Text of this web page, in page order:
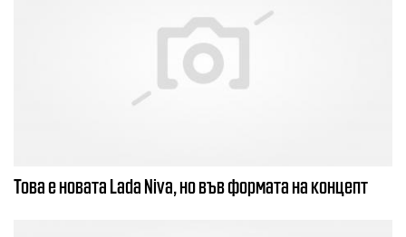
Това е новата Lada Niva, но във формата на концепт